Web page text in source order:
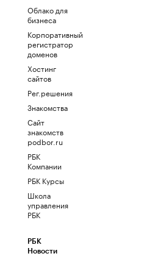
Облако для
бизнеса
Корпоративный
регистратор
доменов
Хостинг
сайтов
Рег.решения
Знакомства
Сайт
знакомств
podbor.ru
РБК
Компании
РБК Курсы
Школа
управления
РБК
РБК
Новости